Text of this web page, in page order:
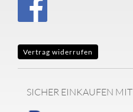
Vertrag widerrufen
SICHER EINKAUFEN MIT